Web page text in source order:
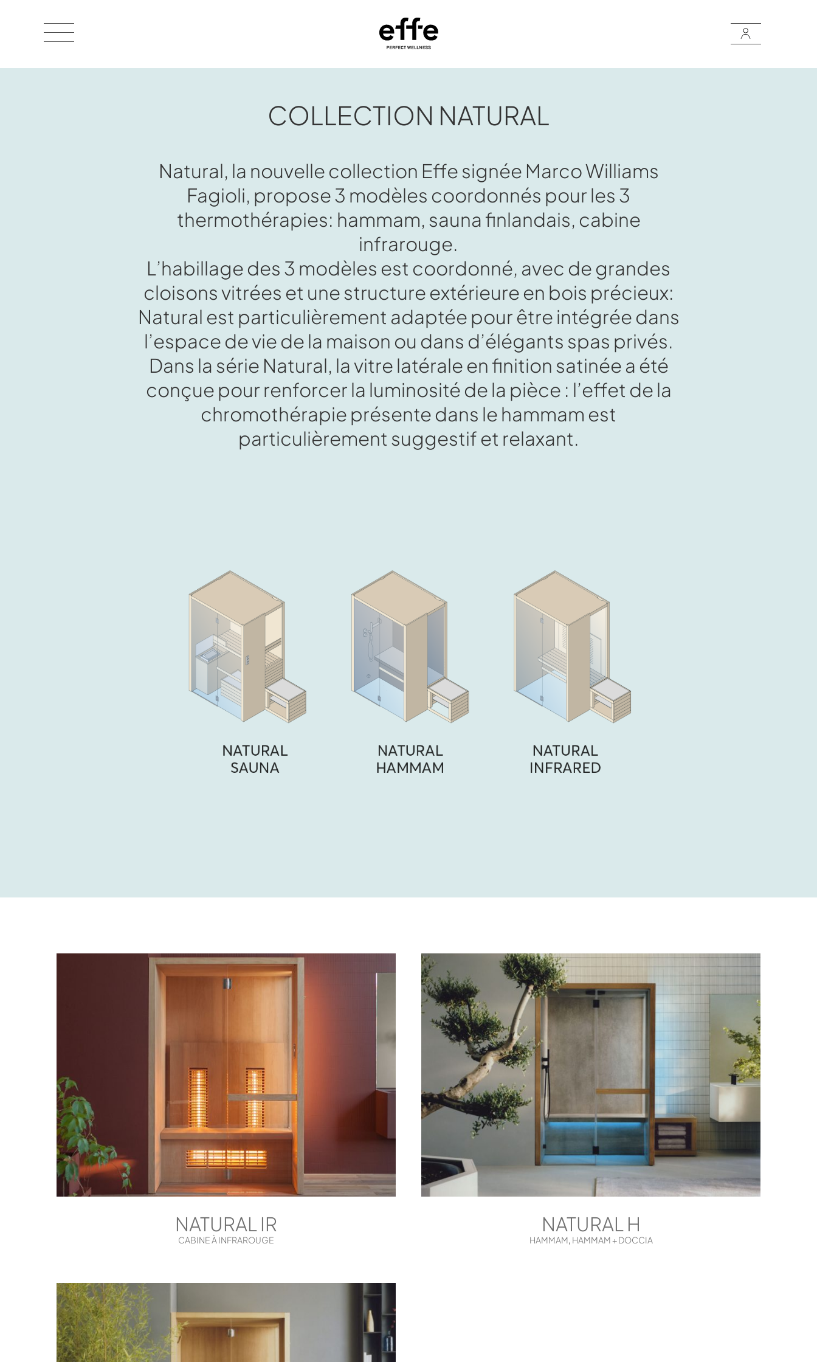
COLLECTION NATURAL
Natural, la nouvelle collection Effe signée Marco Williams
Fagioli, propose 3 modèles coordonnés pour les 3
thermothérapies: hammam, sauna finlandais, cabine
infrarouge.
L’habillage des 3 modèles est coordonné, avec de grandes
cloisons vitrées et une structure extérieure en bois précieux:
Natural est particulièrement adaptée pour être intégrée dans
l’espace de vie de la maison ou dans d’élégants spas privés.
Dans la série Natural, la vitre latérale en finition satinée a été
conçue pour renforcer la luminosité de la pièce : l’effet de la
chromothérapie présente dans le hammam est
particulièrement suggestif et relaxant.
NATURAL IR
CABINE À INFRAROUGE
NATURAL H
HAMMAM, HAMMAM + DOCCIA